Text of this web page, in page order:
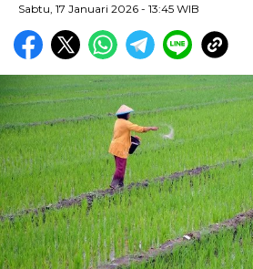
Sabtu, 17 Januari 2026 - 13:45 WIB